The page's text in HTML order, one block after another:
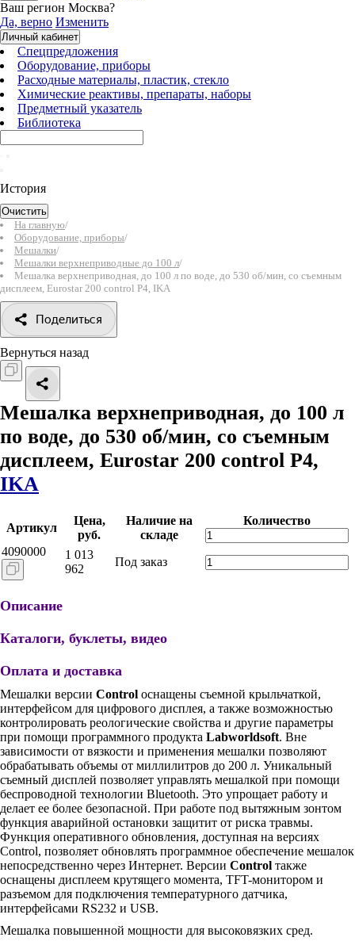
Ваш регион Москва?
Да, верно Изменить
Личный кабинет
Спецпредложения
Оборудование, приборы
Расходные материалы, пластик, стекло
Химические реактивы, препараты, наборы
Предметный указатель
Библиотека
История
Очистить
На главную/
Оборудование, приборы/
Мешалки/
Мешалки верхнеприводные до 100 л/
Мешалка верхнеприводная, до 100 л по воде, до 530 об/мин, со съемным
дисплеем, Eurostar 200 control P4, IKA
Поделиться
Вернуться назад
Мешалка верхнеприводная, до 100 л
по воде, до 530 об/мин, со съемным
дисплеем, Eurostar 200 control P4,
IKA
Артикул
Цена,
руб.
Наличие на
складе
Количество
4090000
1 013
962
Под заказ
Описание
Каталоги, буклеты, видео
Оплата и доставка
Мешалки версии Control оснащены съемной крыльчаткой,
интерфейсом для цифрового дисплея, а также возможностью
контролировать реологические свойства и другие параметры
при помощи программного продукта Labworldsoft. Вне
зависимости от вязкости и применения мешалки позволяют
обрабатывать объемы от миллилитров до 200 л. Уникальный
съемный дисплей позволяет управлять мешалкой при помощи
беспроводной технологии Bluetooth. Это упрощает работу и
делает ее более безопасной. При работе под вытяжным зонтом
функция аварийной остановки защитит от риска травмы.
Функция оперативного обновления, доступная на версиях
Control, позволяет обновлять программное обеспечение мешалок
непосредственно через Интернет. Версии Control также
оснащены дисплеем крутящего момента, TFT-монитором и
разъемом для подключения температурного датчика,
интерфейсами RS232 и USB.
Мешалка повышенной мощности для высоковязких сред.